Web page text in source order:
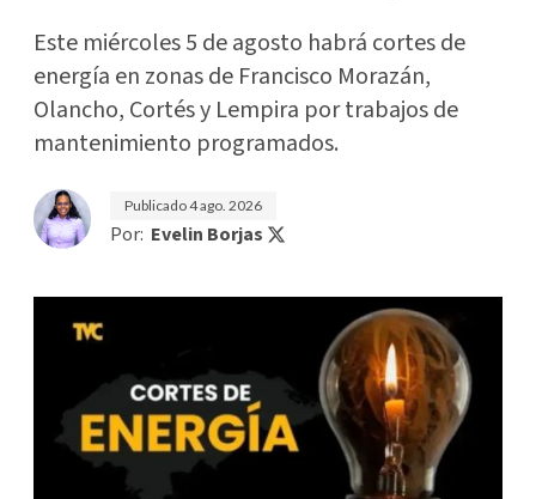
Este miércoles 5 de agosto habrá cortes de
energía en zonas de Francisco Morazán,
Olancho, Cortés y Lempira por trabajos de
mantenimiento programados.
Publicado4 ago. 2026
Por: Evelin Borjas